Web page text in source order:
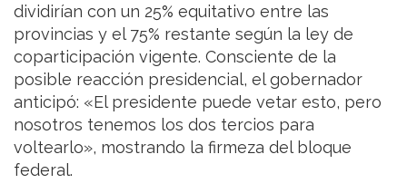
dividirían con un 25% equitativo entre las
provincias y el 75% restante según la ley de
coparticipación vigente. Consciente de la
posible reacción presidencial, el gobernador
anticipó: «El presidente puede vetar esto, pero
nosotros tenemos los dos tercios para
voltearlo», mostrando la firmeza del bloque
federal.